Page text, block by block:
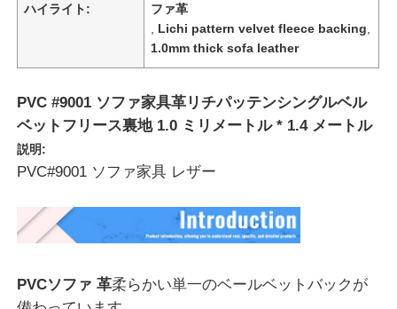
製品
ビデオ
私たちについて
工場見学
品質管理
お問い合わせ
ハイライト:
ファ革
Lichi pattern velvet fleece backing
1.0mm thick sofa leather
PVC #9001 ソファ家具革リチパッテンシングルベル
ベットフリース裏地 1.0 ミリメートル * 1.4 メートル
説明:
PVC#9001 ソファ家具 レザー
PVCソファ 革柔らかい単一のベールベットバックが